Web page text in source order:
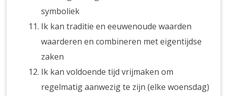
symboliek
Ik kan traditie en eeuwenoude waarden
waarderen en combineren met eigentijdse
zaken
Ik kan voldoende tijd vrijmaken om
regelmatig aanwezig te zijn (elke woensdag)